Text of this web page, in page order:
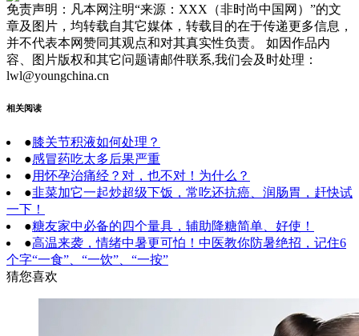
免责声明：凡本网注明“来源：XXX（非时尚中国网）”的文
章及图片，均转载自其它媒体，转载目的在于传递更多信息，
并不代表本网赞同其观点和对其真实性负责。 如因作品内
容、图片版权和其它问题请邮件联系,我们会及时处理：
lwl@youngchina.cn
相关阅读
●膝关节积液如何处理？
●感冒药吃太多后果严重
●用怀孕治痛经？对，也不对！为什么？
●韭菜加它一起炒超级下饭，常吃还抗癌、润肠胃，赶快试
一下！
●糖友家中必备的四个量具，辅助降糖简单、好使！
●高温来袭，情绪中暑更可怕！中医教你防暑绝招，记住6
个字“一食”、“一饮”、“一按”
猜您喜欢